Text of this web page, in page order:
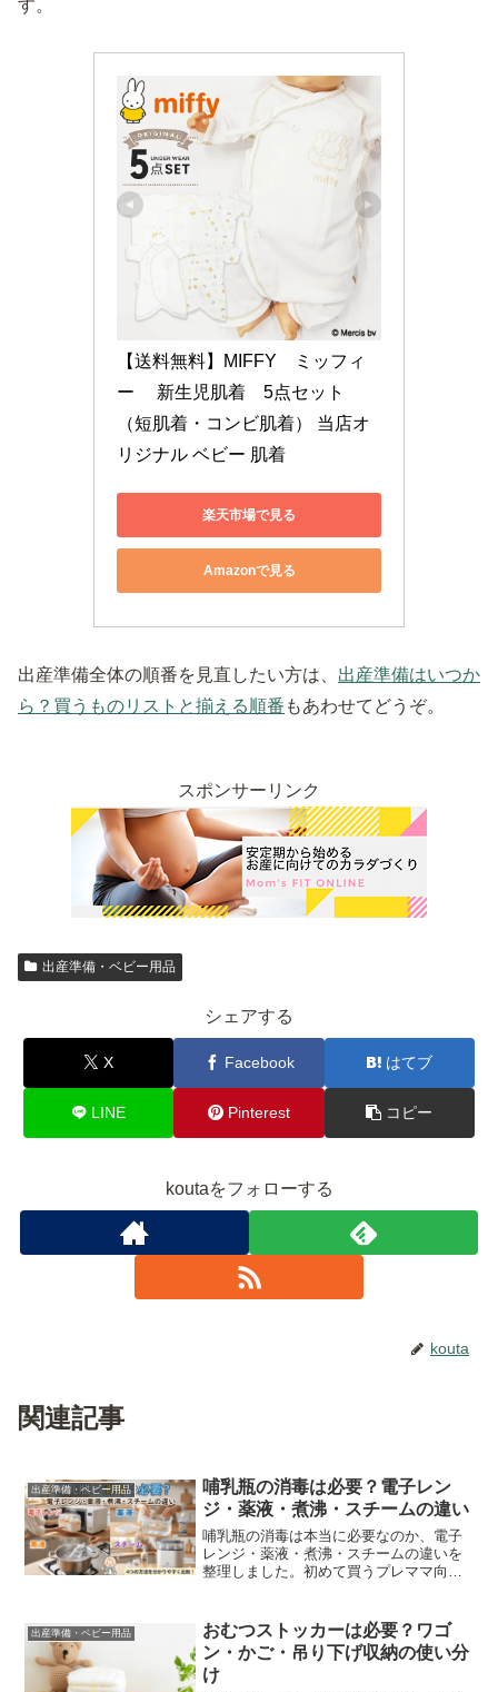
す。
【送料無料】MIFFY　ミッフィ
ー　 新生児肌着　5点セット
（短肌着・コンビ肌着） 当店オ
リジナル ベビー 肌着
楽天市場で見る
Amazonで見る
出産準備全体の順番を見直したい方は、 出産準備はいつか
ら？買うものリストと揃える順番 もあわせてどうぞ。
スポンサーリンク
出産準備・ベビー用品
シェアする
X Facebook はてブ
LINE Pinterest コピー
koutaをフォローする
kouta
関連記事
出産準備・ベビー用品
哺乳瓶の消毒は必要？電子レン
ジ・薬液・煮沸・スチームの違い
哺乳瓶の消毒は本当に必要なのか、電子
レンジ・薬液・煮沸・スチームの違いを
整理しました。初めて買うプレママ向け
めています。
出産準備・ベビー用品
おむつストッカーは必要？ワゴ
ン・かご・吊り下げ収納の使い分
け